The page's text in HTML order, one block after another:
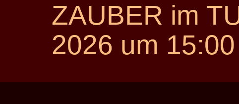
ZAUBER im
2026 um